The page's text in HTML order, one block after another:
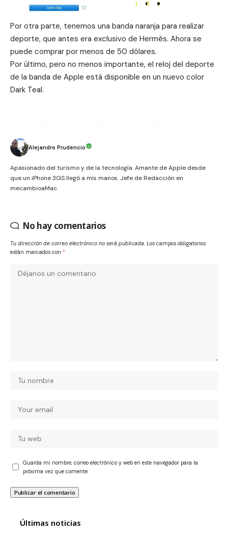
Por otra parte, tenemos una banda naranja para realizar
deporte, que antes era exclusivo de Hermès. Ahora se
puede comprar por menos de 50 dólares.
Por último, pero no menos importante, el reloj del deporte
de la banda de Apple está disponible en un nuevo color
Dark Teal.
Alejandro Prudencio
Apasionado del turismo y de la tecnología. Amante de Apple desde
que un iPhone 3GS llegó a mis manos. Jefe de Redacción en
mecambioaMac.
No hay comentarios
Tu dirección de correo electrónico no será publicada. Los campos obligatorios
están marcados con *
Guarda mi nombre, correo electrónico y web en este navegador para la
próxima vez que comente.
Últimas noticias